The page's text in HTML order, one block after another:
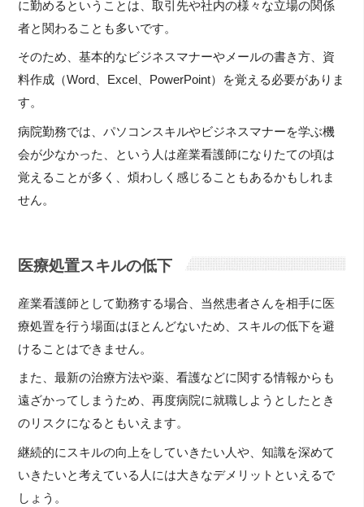
に勤めるということは、取引先や社内の様々な立場の関係
者と関わることも多いです。
そのため、基本的なビジネスマナーやメールの書き方、資
料作成（Word、Excel、PowerPoint）を覚える必要がありま
す。
病院勤務では、パソコンスキルやビジネスマナーを学ぶ機
会が少なかった、という人は産業看護師になりたての頃は
覚えることが多く、煩わしく感じることもあるかもしれま
せん。
医療処置スキルの低下
産業看護師として勤務する場合、当然患者さんを相手に医
療処置を行う場面はほとんどないため、スキルの低下を避
けることはできません。
また、最新の治療方法や薬、看護などに関する情報からも
遠ざかってしまうため、再度病院に就職しようとしたとき
のリスクになるともいえます。
継続的にスキルの向上をしていきたい人や、知識を深めて
いきたいと考えている人には大きなデメリットといえるで
しょう。